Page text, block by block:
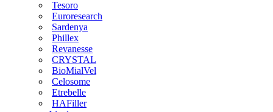
Tesoro
Euroresearch
Sardenya
Phillex
Revanesse
CRYSTAL
BioMialVel
Celosome
Etrebelle
HAFiller